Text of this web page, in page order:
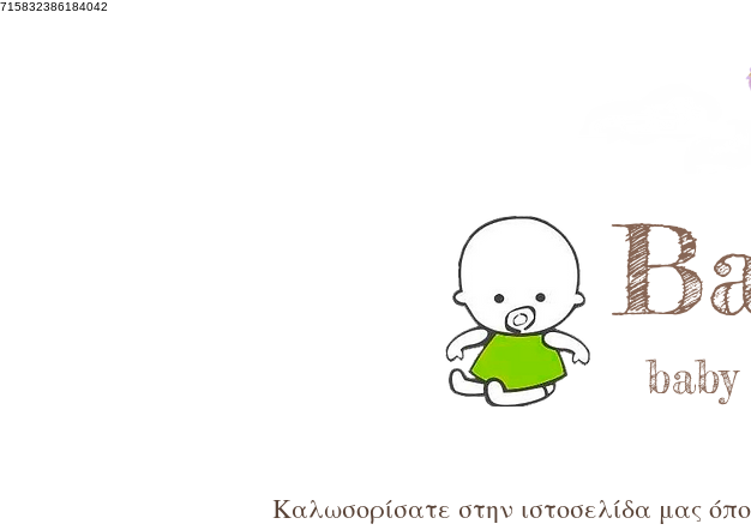
715832386184042
Καλωσορίσατε στην ιστοσελίδα μας